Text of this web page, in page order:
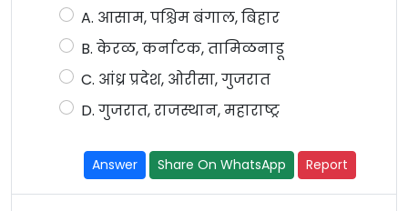
A. आसाम, पश्चिम बंगाल, बिहार
B. केरळ, कर्नाटक, तामिळनाडू
C. आंध्र प्रदेश, ओरीसा, गुजरात
D. गुजरात, राजस्थान, महाराष्ट्र
Answer Share On WhatsApp Report